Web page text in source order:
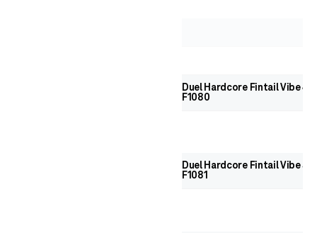
Duel Hardcore Fintail Vibe 40
F1080
Duel Hardcore Fintail Vibe 55
F1081